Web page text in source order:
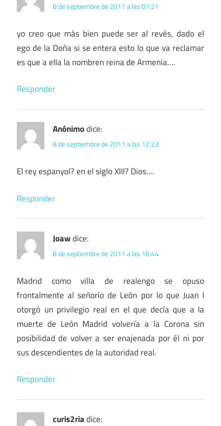
8 de septiembre de 2011 a las 07:21
yo creo que más bien puede ser al revés, dado el
ego de la Doña si se entera esto lo que va reclamar
es que a ella la nombren reina de Armenia….
Responder
Anónimodice:
8 de septiembre de 2011 a las 12:23
El rey espanyol? en el siglo XIII? Dios….
Responder
Joawdice:
8 de septiembre de 2011 a las 16:44
Madrid como villa de realengo se opuso
frontalmente al señorío de León por lo que Juan I
otorgó un privilegio real en el que decía que a la
muerte de León Madrid volvería a la Corona sin
posibilidad de volver a ser enajenada por él ni por
sus descendientes de la autoridad real.
Responder
curis2riadice: